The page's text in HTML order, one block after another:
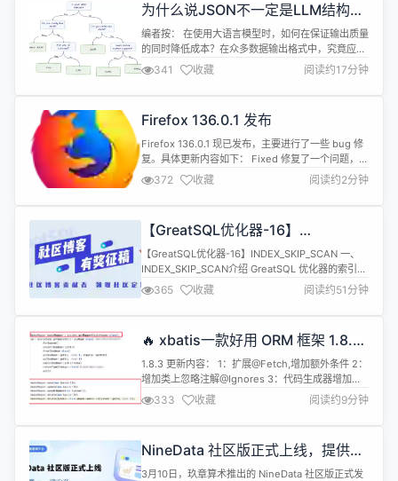
些效果时发生崩溃的问题。 #8157#8155修复...
为什么说JSON不一定是LLM结构化
输出的最佳选择？
编者按： 在使用大语言模型时，如何在保证输出质量
的同时降低成本？在众多数据输出格式中，究竟应该
如何选择？ 我们今天为大家带来的文章中，作者通过
实际测试给出建议：在某些场景下，相比广泛使用的
JSON 格式，不妨考虑一下其他数据格式，做一些测
佳选项。 文章通过对比 TSV、CSV、Columnar
JSON、YAM...
341 收藏 阅读约17分钟
Firefox 136.0.1 发布
Firefox 136.0.1 现已发布，主要进行了一些 bug 修
复。具体更新内容如下： Fixed 修复了一个问题，即
在使用 CookieStore API 时，cookie 大小限制会导
致网站 cookie 管理出现问题。这可能会导致登录和
其他与状态相关的问题。(Bug 1950565) 修复了
372 收藏 阅读约2分钟
【GreatSQL优化器-16】
INDEX_SKIP_SCAN
【GreatSQL优化器-16】INDEX_SKIP_SCAN 一、
INDEX_SKIP_SCAN介绍 GreatSQL 优化器的索引跳
跃扫描（Index Skip Scan） 是一种优化查询的技
术，尤其在联合索引中用于减少扫描的无效行数。它
通过"跳跃"式的扫描方式，避免了对索引中无用部分
景，并有一定的优缺点。 索...
365 收藏 阅读约51分钟
🔥 xbatis一款好用 ORM 框架 1.8.3
正式发布，真正的 ORM 框架！！！
1.8.3 更新内容： 1：扩展@Fetch,增加额外条件 2：
增加类上忽略注解@Ignores 3：代码生成器增加实
体类后缀配置 4：spring-boot-starter增加
mapper-location 默认路径 /mapper/ 5：消除多数
据源可能出现的warning提示 6：增加SubQuery支
333 收藏 阅读约9分钟
NineData 社区版正式上线，提供永
久免费本地化数据管理方案
3月10日，玖章算术推出的 NineData 社区版正式发